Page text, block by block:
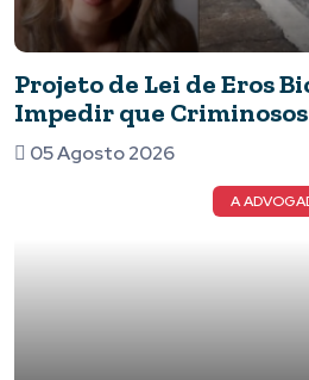
Projeto de Lei de Eros
Impedir que
Patrimônio de suas
05 Agosto 2026
A